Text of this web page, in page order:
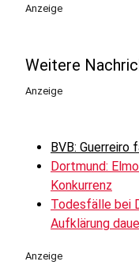
Anzeige
Weitere
Anzeige
BVB: Guerreiro
Dortmund:
Konkurrenz
Todesfälle bei
Aufklärung
Anzeige